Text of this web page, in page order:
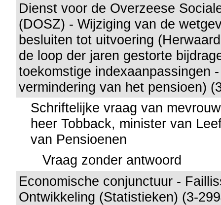
Dienst voor de Overzeese
(DOSZ) - Wijziging van de
besluiten tot uitvoering
de loop der jaren gestorte
toekomstige indexaanpassingen
vermindering van het pensioen)
Schriftelijke vraag van
heer Tobback, minister van
van Pensioenen
Vraag zonder antwoord
Economische conjunctuur -
Ontwikkeling (Statistieken) (3-